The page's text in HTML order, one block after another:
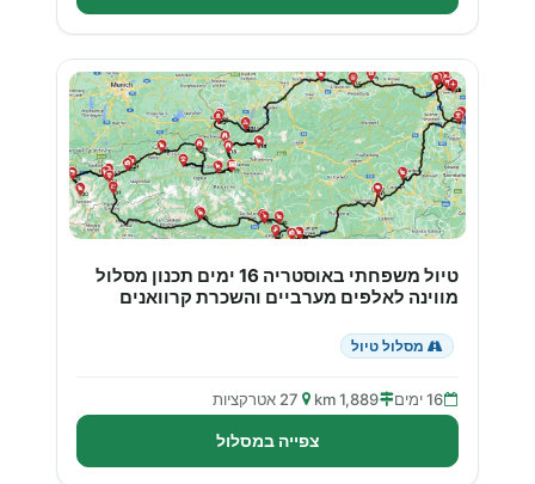
טיול משפחתי באוסטריה 16 ימים תכנון מסלול
מווינה לאלפים מערביים והשכרת קרוואנים
מסלול טיול
16 ימים 1,889 km 27 אטרקציות
צפייה במסלול